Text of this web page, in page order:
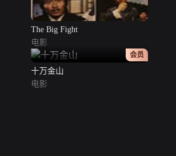
The Big Fight
电影
正片
会员
十万金山
电影